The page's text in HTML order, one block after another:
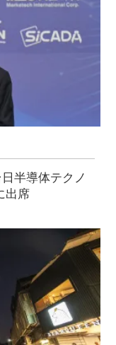
半導体テクノ
出席